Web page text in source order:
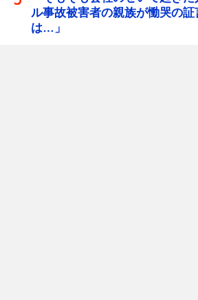
ル事故被害者の親族が慟哭の
は…」